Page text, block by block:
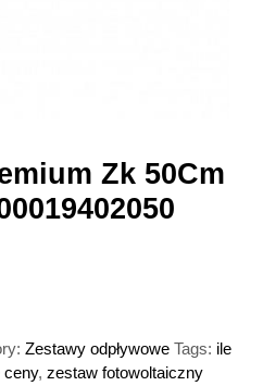
Zk 50Cm
Zestawy odpływowe Tags: ile
ceny,zestaw fotowoltaiczny